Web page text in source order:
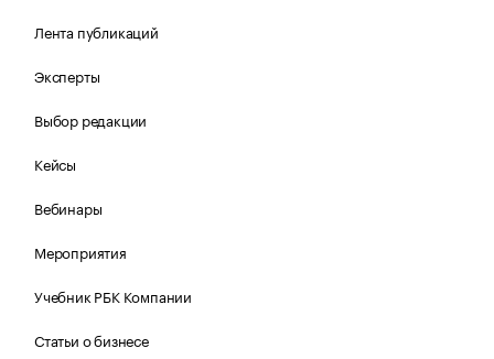
Лента публикаций
Эксперты
Выбор редакции
Кейсы
Вебинары
Мероприятия
Учебник РБК Компании
Статьи о бизнесе